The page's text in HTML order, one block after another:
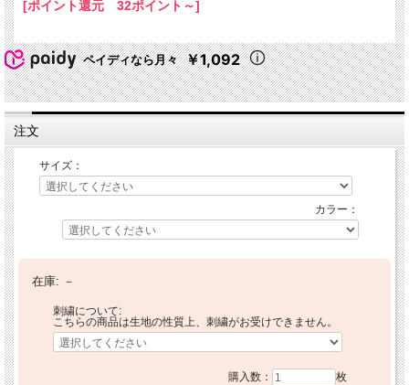
[ポイント還元 32ポイント～]
ペイディなら月々 ￥1,092
注文
サイズ：
カラー：
在庫: －
刺繍について:
こちらの商品は生地の性質上、刺繍がお受けできません。
購入数： 枚